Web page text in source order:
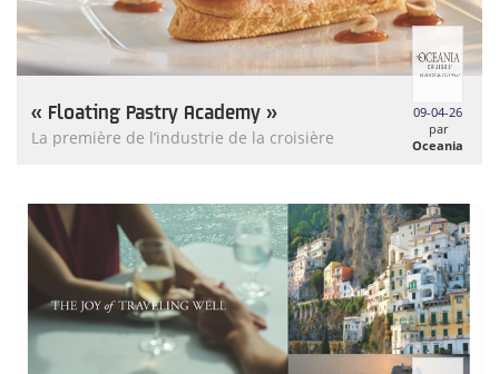
« Floating Pastry Academy »
La première de l’industrie de la croisière
09-04-26
par
Oceania